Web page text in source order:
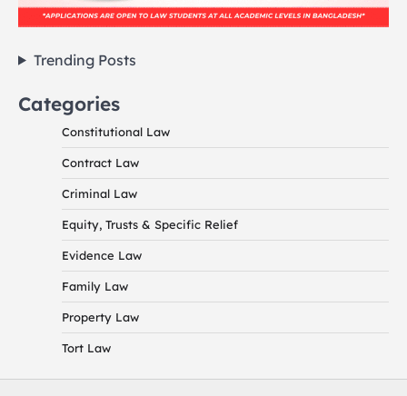
Trending Posts
Categories
Constitutional Law
Contract Law
Criminal Law
Equity, Trusts & Specific Relief
Evidence Law
Family Law
Property Law
Tort Law